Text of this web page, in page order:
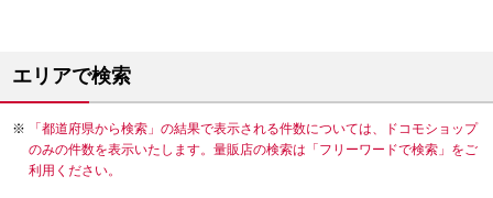
エリアで検索
「都道府県から検索」の結果で表示される件数については、ドコモショップ
のみの件数を表示いたします。量販店の検索は「フリーワードで検索」をご
利用ください。